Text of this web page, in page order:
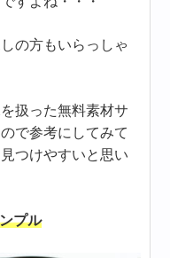
の方もいらっしゃ
扱った無料素材サ
で参考にしてみて
つけやすいと思い
プル